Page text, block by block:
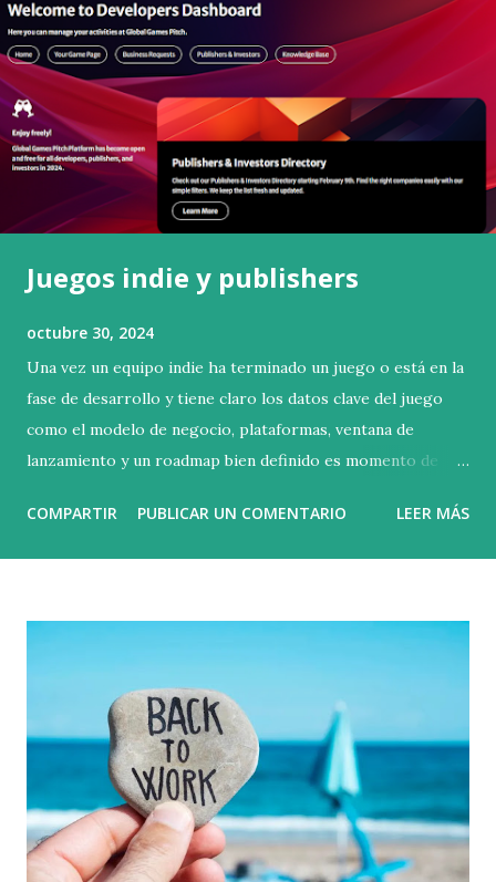
Juegos indie y publishers
octubre 30, 2024
Una vez un equipo indie ha terminado un juego o está en la
fase de desarrollo y tiene claro los datos clave del juego
como el modelo de negocio, plataformas, ventana de
lanzamiento y un roadmap bien definido es momento de
auto publicación es una opción, pero obliga al equipo a
puede ayudarte a lanzar y comercializar tu juego de manera
más efectiva. El punto clave para ello es evaluar lo que
necesitamos de él (porting, marqueting, localización, etc.),
analizar que recoup tendremos (dinero que habrá que
devolver al publisher) y con que condiciones. El recoup (o
recoupment) es el proceso por el cual un publisher
COMPARTIR PUBLICAR UN COMENTARIO LEER MÁS